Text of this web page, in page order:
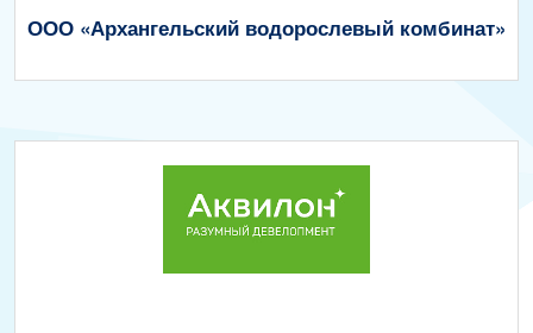
ООО «Архангельский водорослевый комбинат»